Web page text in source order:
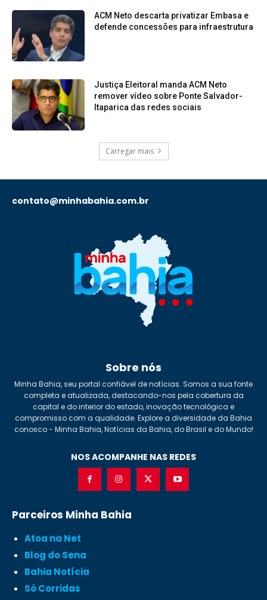
ACM Neto descarta privatizar Embasa e
defende concessões para infraestrutura
Justiça Eleitoral manda ACM Neto
remover vídeo sobre Ponte Salvador-
Itaparica das redes sociais
Carregar mais
contato@minhabahia.com.br
Sobre nós
Minha Bahia, seu portal confiável de notícias. Somos a sua fonte
completa e atualizada, destacando-nos pela cobertura da
capital e do interior do estado, inovação tecnológica e
compromisso com a qualidade. Explore a diversidade da Bahia
conosco - Minha Bahia, Notícias da Bahia, do Brasil e do Mundo!
NOS ACOMPANHE NAS REDES
Parceiros Minha Bahia
Atoa na Net
Blog do Sena
Bahia Notícia
Só Corridas